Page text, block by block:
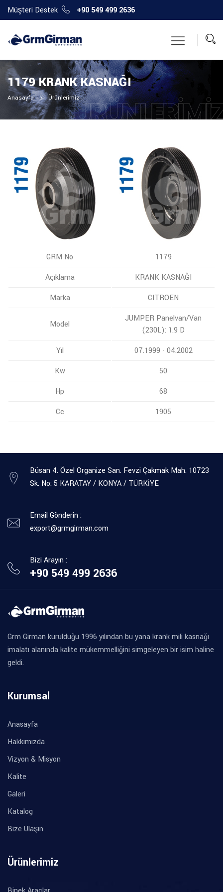
Müşteri Destek +90 549 499 2636
1179 KRANK KASNAĞI
Anasayfa Ürünlerimiz
GRM No
1179
Açıklama
KRANK KASNAĞI
Marka
CITROEN
Model
JUMPER Panelvan/Van
(230L): 1.9 D
Yıl
07.1999 - 04.2002
Kw
50
Hp
68
Cc
1905
Büsan 4. Özel Organize San. Fevzi Çakmak Mah. 10723
Sk. No: 5 KARATAY / KONYA / TÜRKİYE
Email Gönderin :
export@grmgirman.com
Bizi Arayın :
+90 549 499 2636
Grm Girman kurulduğu 1996 yılından bu yana krank mili kasnağı
imalatı alanında kalite mükemmelliğini simgeleyen bir isim haline
geldi.
Kurumsal
Anasayfa
Hakkımızda
Vizyon & Misyon
Kalite
Galeri
Katalog
Bize Ulaşın
Ürünlerimiz